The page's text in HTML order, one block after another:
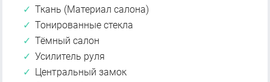
Ткань (Материал салона)
Тонированные стекла
Тёмный салон
Усилитель руля
Центральный замок